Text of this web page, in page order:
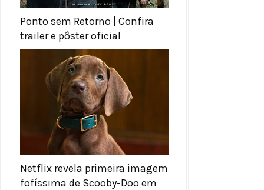
Ponto sem Retorno | Confira
trailer e pôster oficial
Netflix revela primeira imagem
fofíssima de Scooby-Doo em